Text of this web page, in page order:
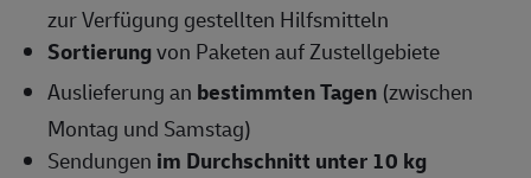
zur Verfügung gestellten Hilfsmitteln
Sortierungvon Paketen auf Zustellgebiete
Auslieferung an bestimmten Tagen (zwischen
Montag und Samstag)
Sendungen im Durchschnitt unter 10 kg